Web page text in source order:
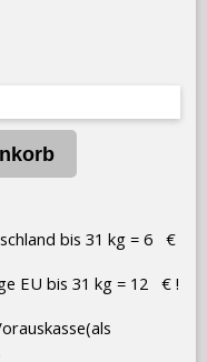
bis 31 kg = 6 €
EU bis 31 kg = 12 € !